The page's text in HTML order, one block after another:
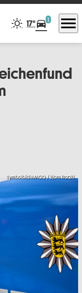
17°directions_car1 menu
Symbolbild IMAGO / Björn Trotzki